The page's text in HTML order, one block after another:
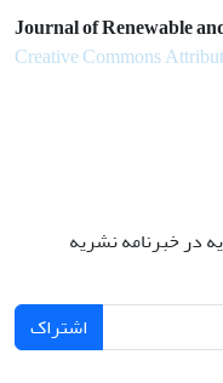
Journal of Renewable
Creative Commons
در خبرنامه نشریه
اشتراک